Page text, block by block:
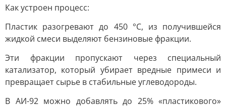
Как устроен процесс:
Пластик разогревают до 450 °C, из получившейся
жидкой смеси выделяют бензиновые фракции.
Эти фракции пропускают через специальный
катализатор, который убирает вредные примеси и
превращает сырье в стабильные углеводороды.
В АИ-92 можно добавлять до 25% «пластикового»